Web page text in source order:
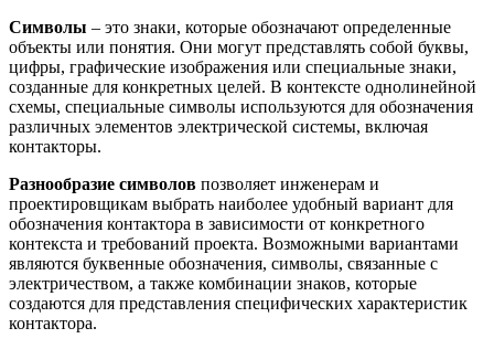
Символы – это знаки, которые обозначают определенные
объекты или понятия. Они могут представлять собой буквы,
цифры, графические изображения или специальные знаки,
созданные для конкретных целей. В контексте однолинейной
схемы, специальные символы используются для обозначения
различных элементов электрической системы, включая
контакторы.
Разнообразие символов позволяет инженерам и
проектировщикам выбрать наиболее удобный вариант для
обозначения контактора в зависимости от конкретного
контекста и требований проекта. Возможными вариантами
являются буквенные обозначения, символы, связанные с
электричеством, а также комбинации знаков, которые
создаются для представления специфических характеристик
контактора.